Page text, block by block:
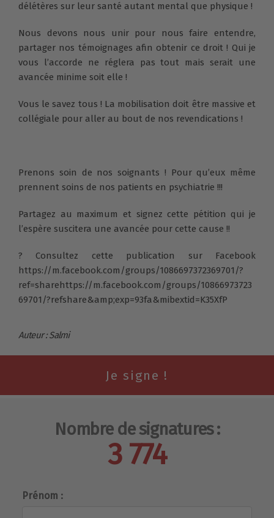
délétères sur leur santé autant mental que physique !
Nous devons nous unir pour nous faire entendre,
partager nos témoignages afin obtenir ce droit ! Qui je
vous l’accorde ne réglera pas tout mais serait une
avancée minime soit elle !
Vous le savez tous ! La mobilisation doit être massive et
collégiale pour aller au bout de nos revendications !
Prenons soin de nos soignants ! Pour qu’eux même
prennent soins de nos patients en psychiatrie !!!
Partagez au maximum et signez cette pétition qui je
l’espère suscitera une avancée pour cette cause !!
? Consultez cette publication sur Facebook
https://m.facebook.com/groups/1086697372369701/?
ref=sharehttps://m.facebook.com/groups/10866973723
69701/?refshare&amp;exp=93fa&mibextid=K35XfP
Auteur : Salmi
Nombre de signatures :
3 774
Prénom :